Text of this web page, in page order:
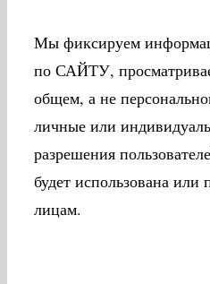
Мы фиксируем
по САЙТУ,
общем, а не
личные или
разрешения
будет использована или
лицам.